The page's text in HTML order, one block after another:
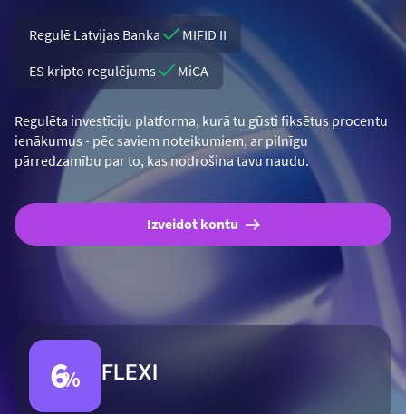
Regulē Latvijas Banka
MIFID II
ES kripto regulējums
MiCA
Regulēta investīciju platforma, kurā tu gūsti fiksētus procentu
ienākumus - pēc saviem noteikumiem, ar pilnīgu
pārredzamību par to, kas nodrošina tavu naudu.
Izveidot kontu
6% FLEXI